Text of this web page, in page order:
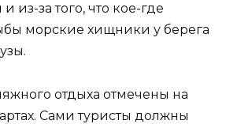
из-за того, что кое-где
морские хищники у берега
отдыха отмечены на
Сами туристы должны